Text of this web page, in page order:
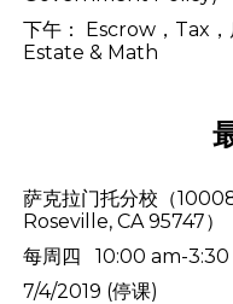
下午： Escrow，Tax
Estate & Math
萨克拉门托分校 （
Roseville, CA 95747）
每周四 10:00 am-
7/4/2019 (停课)